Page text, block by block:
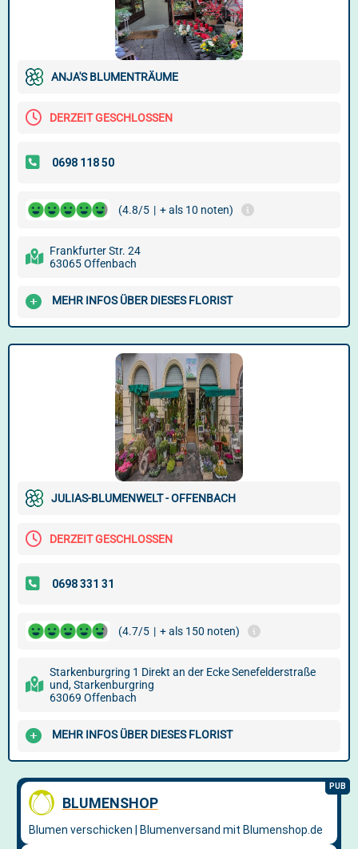
ANJA'S BLUMENTRÄUME
DERZEIT GESCHLOSSEN
(4.8/5 | + als 10 noten)
Frankfurter Str. 24
63065 Offenbach
MEHR INFOS ÜBER DIESES FLORIST
JULIAS-BLUMENWELT - OFFENBACH
DERZEIT GESCHLOSSEN
(4.7/5 | + als 150 noten)
Starkenburgring 1 Direkt an der Ecke Senefelderstraße
und, Starkenburgring
63069 Offenbach
MEHR INFOS ÜBER DIESES FLORIST